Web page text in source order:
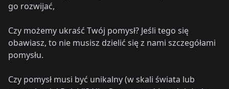
go rozwijać,
Czy możemy ukraść Twój pomysł? Jeśli tego się
obawiasz, to nie musisz dzielić się z nami szczegółami
pomysłu.
Czy pomysł musi być unikalny (w skali świata lub